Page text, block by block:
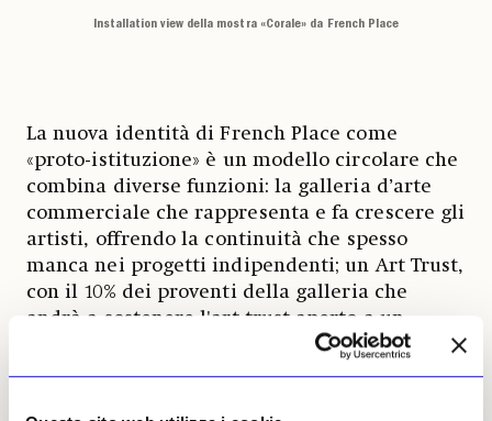
Installation view della mostra «Corale» da French Place
La nuova identità di French Place come
«proto-istituzione» è un modello circolare che
combina diverse funzioni: la galleria d’arte
commerciale che rappresenta e fa crescere gli
artisti, offrendo la continuità che spesso
manca nei progetti indipendenti; un Art Trust,
con il 10% dei proventi della galleria che
andrà a sostenere l'art trust aperto a un
gruppo di mecenati. Verso fine anno, verrà
eletto unboard of directorsche deciderà la